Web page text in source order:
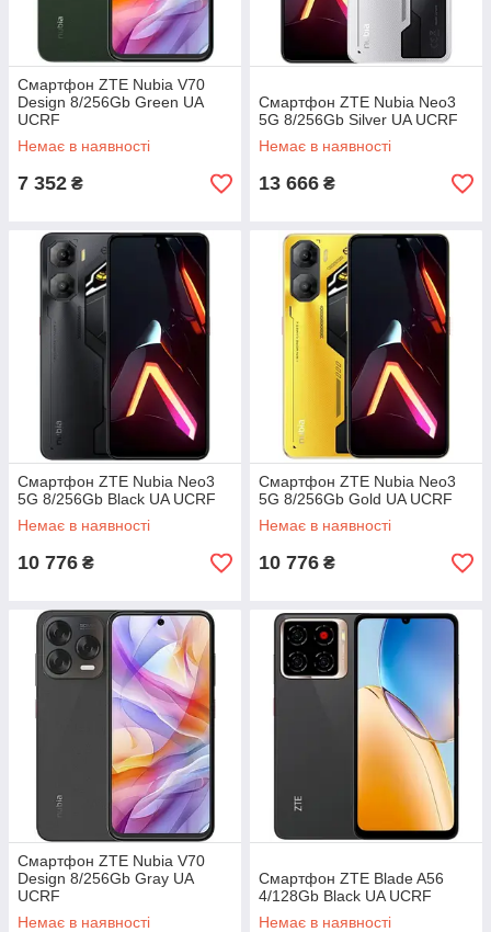
Смартфон ZTE Nubia V70
Design 8/256Gb Green UA
UCRF
Немає в наявності
7 352 ₴
Смартфон ZTE Nubia Neo3
5G 8/256Gb Silver UA UCRF
Немає в наявності
13 666 ₴
Смартфон ZTE Nubia Neo3
5G 8/256Gb Black UA UCRF
Немає в наявності
10 776 ₴
Смартфон ZTE Nubia Neo3
5G 8/256Gb Gold UA UCRF
Немає в наявності
10 776 ₴
Смартфон ZTE Nubia V70
Design 8/256Gb Gray UA
UCRF
Немає в наявності
Смартфон ZTE Blade A56
4/128Gb Black UA UCRF
Немає в наявності